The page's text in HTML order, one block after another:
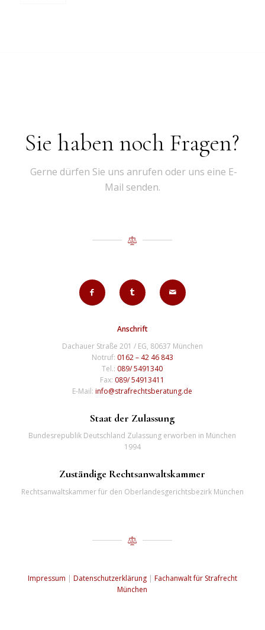
Sie haben noch Fragen?
Gerne dürfen Sie uns anrufen oder uns eine E-
Mail senden.
Anschrift
Dachauer Straße 201 / EG, 80637 München
Notruf: 0162 – 42 46 843
Tel.: 089/ 5491340
Fax: 089/ 54913411
E-Mail:info@strafrechtsberatung.de
Staat der Zulassung
Bundesrepublik Deutschland Zulassung erworben in München
1994
Zuständige Rechtsanwaltskammer
Rechtsanwaltskammer für den Oberlandesgerichtsbezirk München
Impressum | Datenschutzerklärung| Fachanwalt für Strafrecht
München